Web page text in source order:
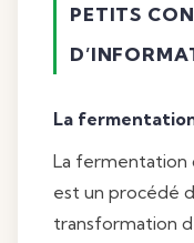
PETITS
La
La fermentation
est un procédé
transformation